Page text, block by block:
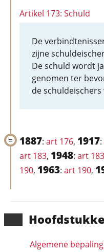
Algemene bepaling
Artikel 173: Schuld
De
zijne
De schuld wordt
genomen ter
de schuldeischers
1887: art 176, 1917:
art 183, 1948: art 183
190, 1963: art 190,